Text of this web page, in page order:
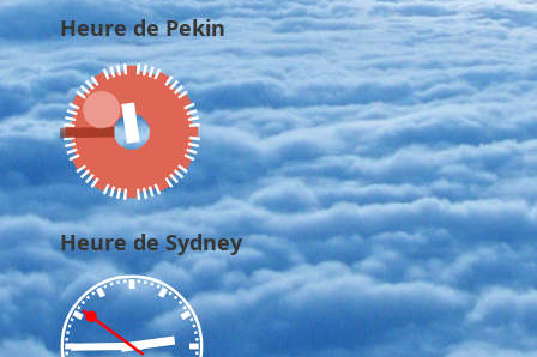
Heure de Pekin
Heure de Sydney